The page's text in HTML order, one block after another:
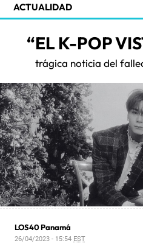
ACTUALIDAD
“EL K-POP
trágica noticia del
LOS40 Panamá
26/04/2023 - 15:54 EST